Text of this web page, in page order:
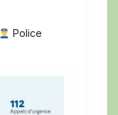
Police